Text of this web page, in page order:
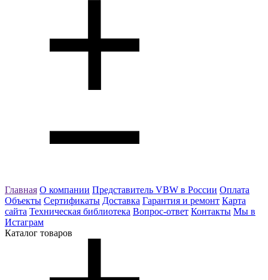
Главная О компании Представитель VBW в России Оплата
Объекты Сертификаты Доставка Гарантия и ремонт Карта
сайта Техническая библиотека Вопрос-ответ Контакты Мы в
Истаграм
Каталог товаров